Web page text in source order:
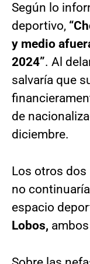
Según lo
deportivo,
y medio
2024”. Al
salvaría que
de
diciembre.
Los otros
no
espacio
Lobos,